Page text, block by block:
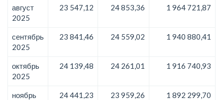
август
2025
23 547,12 24 853,36 1 964 721,87
сентябрь
2025
23 841,46 24 559,02 1 940 880,41
октябрь
2025
24 139,48 24 261,01 1 916 740,93
ноябрь
24 441,23 23 959,26 1 892 299,70